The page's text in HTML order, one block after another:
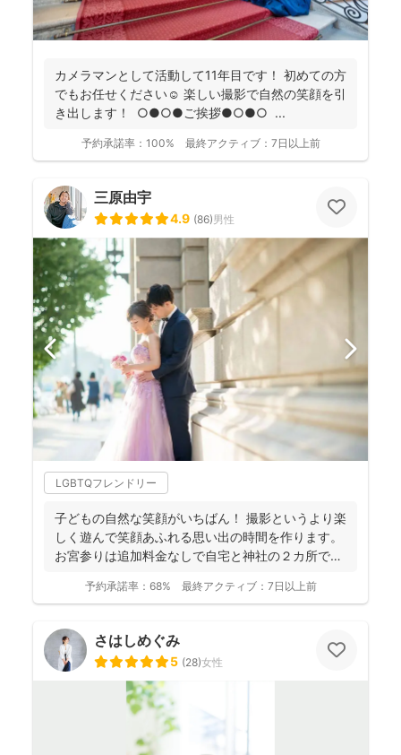
カメラマンとして活動して11年目です！ 初めての方
でもお任せください☺️ 楽しい撮影で自然の笑顔を引
き出します！ ○●○●ご挨拶●○●○ ...
予約承諾率： 100% 最終アクティブ： 7日以上前
三原由宇
4.9 (86)男性
LGBTQフレンドリー
子どもの自然な笑顔がいちばん！ 撮影というより楽
しく遊んで笑顔あふれる思い出の時間を作ります。
お宮参りは追加料金なしで自宅と神社の２カ所で撮
予約承諾率： 68% 最終アクティブ： 7日以上前
さはしめぐみ
5 (28)女性